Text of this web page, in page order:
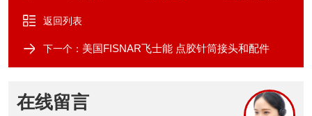
返回列表
下一个： 美国FISNAR飞士能 点胶针筒接头和配件
在线留言